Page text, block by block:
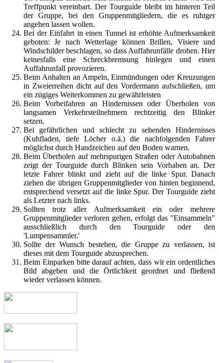
Treffpunkt vereinbart. Der Tourguide bleibt im hinteren Teil
der Gruppe, bei den Gruppenmitgliedern, die es ruhiger
angehen lassen wollen.
Bei der Einfahrt in einen Tunnel ist erhöhte Aufmerksamkeit
geboten: Je nach Wetterlage können Brillen, Visiere und
Windschilder beschlagen, so dass Auffahrunfälle drohen. Hier
keinesfalls eine Schreckbremsung hinlegen und einen
Auffahrunfall provozieren.
Beim Anhalten an Ampeln, Einmündungen oder Kreuzungen
in Zweierreihen dicht auf den Vordermann aufschließen, um
ein zügiges Weiterkommen zu gewährleisten
Beim Vorbeifahren an Hindernissen oder Überholen von
langsamen Verkehrsteilnehmern rechtzeitig den Blinker
setzen.
Bei gefährlichen und schlecht zu sehenden Hindernisses
(Kuhfladen, tiefe Löcher o.ä.) die nachfolgenden Fahrer
möglichst durch Handzeichen auf den Boden warnen.
Beim Überholen auf mehrspurigen Straßen oder Autobahnen
zeigt der Tourguide durch Blinken sein Vorhaben an. Der
letzte Fahrer blinkt und zieht auf die linke Spur. Danach
ziehen die übrigen Gruppenmitglieder von hinten beginnend,
entsprechend versetzt auf die linke Spur. Der Tourguide zieht
als Letzter nach links.
Sollten trotz aller Aufmerksamkeit ein oder mehrere
Gruppenmitglieder verloren gehen, erfolgt das "Einsammeln"
ausschließlich durch den Tourguide oder den
'Lumpensammler.'
Sollte der Wunsch bestehen, die Gruppe zu verlassen, ist
dieses mit dem Tourguide abzusprechen.
Beim Einparken bitte darauf achten, dass wir ein ordentliches
Bild abgeben und die Örtlichkeit geordnet und fließend
wieder verlassen können.